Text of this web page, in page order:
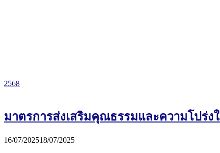
2568
มาตรการส่งเสริมคุณธรรมและความโปร่ง
16/07/202518/07/2025